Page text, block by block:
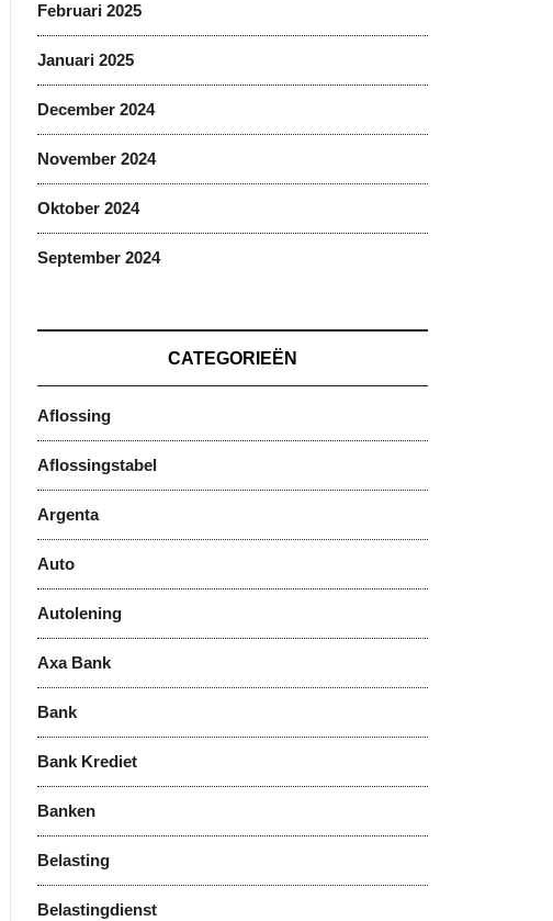
Februari 2025
Januari 2025
December 2024
November 2024
Oktober 2024
September 2024
CATEGORIEËN
Aflossing
Aflossingstabel
Argenta
Auto
Autolening
Axa Bank
Bank
Bank Krediet
Banken
Belasting
Belastingdienst